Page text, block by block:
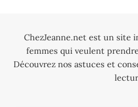
ChezJeanne.net est un site
femmes qui veulent
Découvrez nos astuces et